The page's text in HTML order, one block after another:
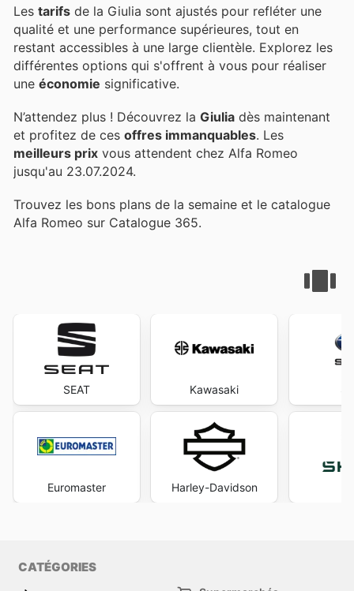
Les tarifs de la Giulia sont ajustés pour refléter une
qualité et une performance supérieures, tout en
restant accessibles à une large clientèle. Explorez les
différentes options qui s'offrent à vous pour réaliser
une économie significative.
N’attendez plus ! Découvrez la Giulia dès maintenant
et profitez de ces offres immanquables. Les
meilleurs prix vous attendent chez Alfa Romeo
jusqu'au 23.07.2024.
Trouvez les bons plans de la semaine et le catalogue
Alfa Romeo sur Catalogue 365.
SEAT
Euromaster
Kawasaki
Harley-Davidson
CATÉGORIES